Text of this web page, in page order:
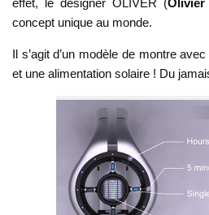
effet, le designer OLIVER (Olivier
concept unique au monde.
Il s’agit d’un modèle de montre
et une alimentation solaire ! Du